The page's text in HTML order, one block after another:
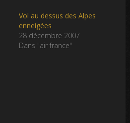
Vol au dessus des Alpes
enneigées
28 décembre 2007
Dans "air france"